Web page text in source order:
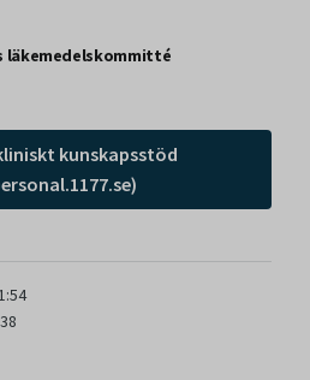
läkemedelskommitté
kunskapsstöd